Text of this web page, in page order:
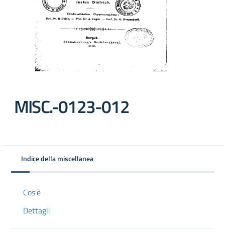
MISC.-0123-012
Indice della miscellanea
Cos'è
Dettagli